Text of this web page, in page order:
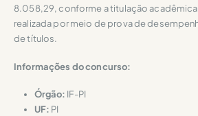
8.058,29, conforme a titulação
realizada por meio de prova de
de títulos.
Informações do concurso:
Órgão: IF-PI
UF: PI